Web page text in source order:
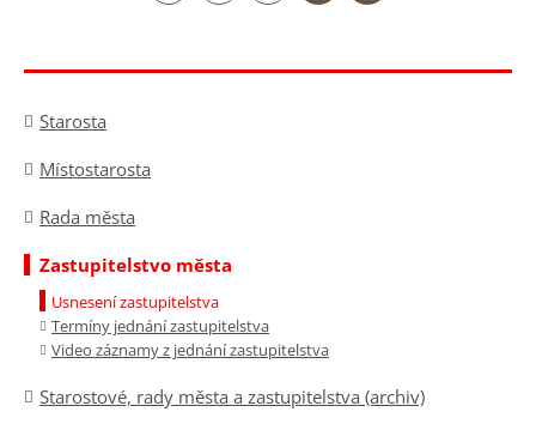
Starosta
Místostarosta
Rada města
Zastupitelstvo města
Usnesení zastupitelstva
Termíny jednání zastupitelstva
Video záznamy z jednání zastupitelstva
Starostové, rady města a zastupitelstva (archiv)